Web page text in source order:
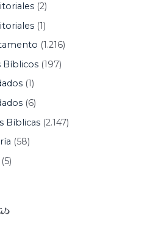
(2)
(1)
(1.216)
Bíblicos(197)
(1)
(6)
Bíblicas(2.147)
(58)